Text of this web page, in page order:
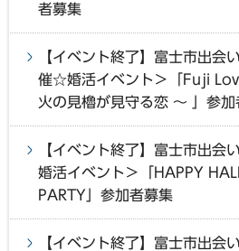
者募集
【イベント終了】富士市出会
催☆婚活イベント＞「Fuji
火の見櫓が見守る恋 ～ 」参加
【イベント終了】富士市出会
婚活イベント＞「HAPPY
PARTY」参加者募集
【イベント終了】富士市出会